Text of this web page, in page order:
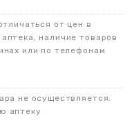
от цен в
наличие товаров
или по телефонам
не осуществляется.
аптеку